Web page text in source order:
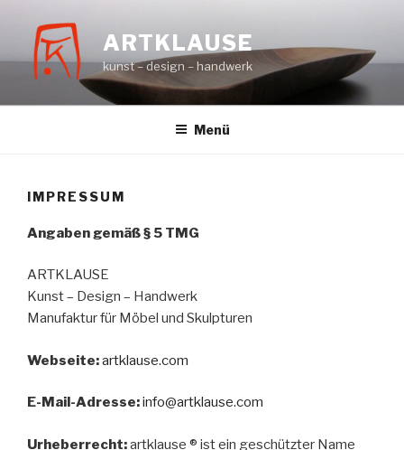
springen
ARTKLAUSE
kunst – design – handwerk
Menü
IMPRESSUM
Angaben gemäß § 5 TMG
ARTKLAUSE
Kunst – Design – Handwerk
Manufaktur für Möbel und Skulpturen
Webseite:artklause.com
E-Mail-Adresse:info@artklause.com
Urheberrecht:artklause ® ist ein geschützter Name